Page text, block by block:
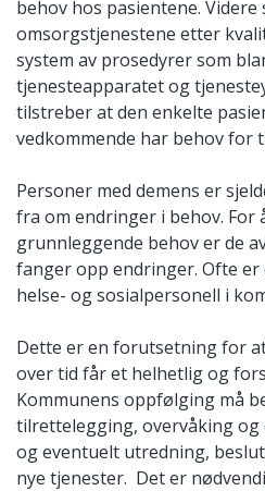
behov hos pasientene. Videre
omsorgstjenestene etter
system av prosedyrer som
tjenesteapparatet og
tilstreber at den enkelte
vedkommende har behov for
Personer med demens er
fra om endringer i behov. For
grunnleggende behov er de
fanger opp endringer. Ofte
helse- og sosialpersonell i
Dette er en forutsetning for
over tid får et helhetlig og
Kommunens oppfølging må
tilrettelegging, overvåking og
og eventuelt utredning,
nye tjenester. Det er